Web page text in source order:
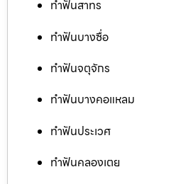
ทำฟันสาทร
ทำฟันบางซื่อ
ทำฟันจตุจักร
ทำฟันบางคอแหลม
ทำฟันประเวศ
ทำฟันคลองเตย